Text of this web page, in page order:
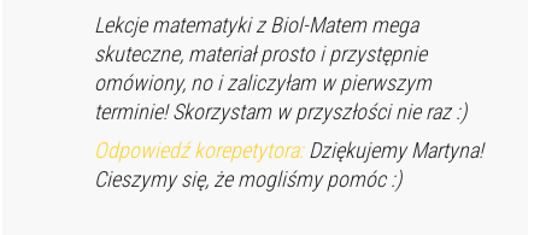
Lekcje matematyki z Biol-Matem mega
skuteczne, materiał prosto i przystępnie
omówiony, no i zaliczyłam w pierwszym
terminie! Skorzystam w przyszłości nie raz :)
Odpowiedź korepetytora:Dziękujemy Martyna!
Cieszymy się, że mogliśmy pomóc :)